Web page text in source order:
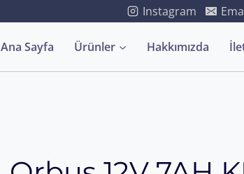
Instagram
Ana Sayfa Ürünler Hakkımızda